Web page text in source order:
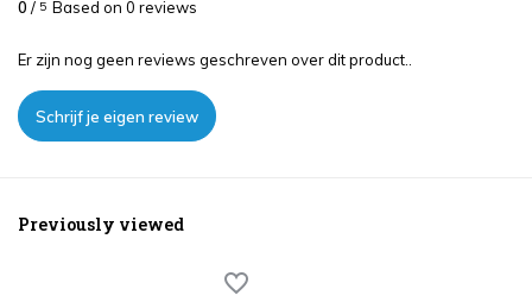
0 / 5 Based on 0 reviews
Er zijn nog geen reviews geschreven over dit product..
Schrijf je eigen review
Previously viewed